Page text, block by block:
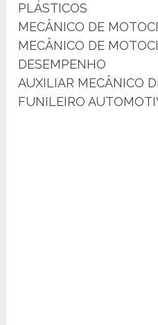
PLÁSTICOS
MECÂNICO DE
MECÂNICO DE
DESEMPENHO
AUXILIAR MECÂNICO
FUNILEIRO